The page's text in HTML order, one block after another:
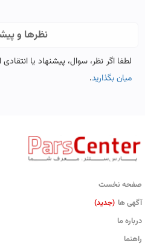
نظرها و
لطفا اگر نظر، سوال، پیشنهاد یا
میان بگذارید.
صفحه نخست
آگهی ها (جدید)
درباره ما
راهنما